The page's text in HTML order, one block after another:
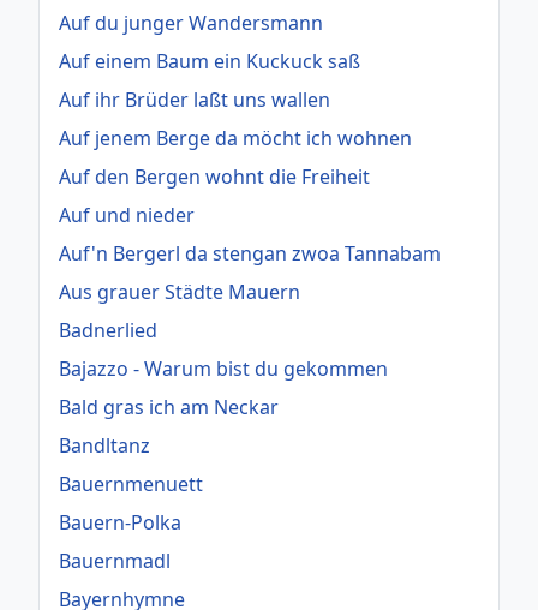
Auf du junger Wandersmann
Auf einem Baum ein Kuckuck saß
Auf ihr Brüder laßt uns wallen
Auf jenem Berge da möcht ich wohnen
Auf den Bergen wohnt die Freiheit
Auf und nieder
Auf'n Bergerl da stengan zwoa Tannabam
Aus grauer Städte Mauern
Badnerlied
Bajazzo - Warum bist du gekommen
Bald gras ich am Neckar
Bandltanz
Bauernmenuett
Bauern-Polka
Bauernmadl
Bayernhymne